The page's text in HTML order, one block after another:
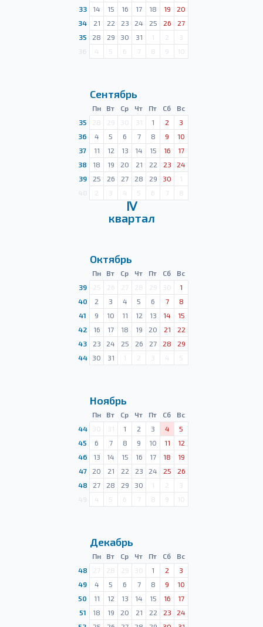
33
14 15 16 17 18 19
20
34
21 22 23 24 25 26
27
35
28 29 30 31 1 2
3
4 5 6 7 8 9 10
Сентябрь
Пн Вт Ср Чт Пт Сб
Вс
35
28 29 30 31 1 2
3
36
4 5 6 7 8 9
10
37
11 12 13 14 15 16
17
38
18 19 20 21 22 23
24
39
25 26 27 28 29 30
1
2 3 4 5 6 7 8
Ⅳ
квартал
Октябрь
Пн Вт Ср Чт Пт Сб
Вс
39
25 26 27 28 29 30
1
40
2 3 4 5 6 7
8
41
9 10 11 12 13 14
15
42
16 17 18 19 20 21
22
43
23 24 25 26 27 28
29
44
30 31 1 2 3 4 5
Ноябрь
Пн Вт Ср Чт Пт Сб
Вс
44
30 31 1 2 3 4
5
45
6 7 8 9 10 11
12
46
13 14 15 16 17 18
19
47
20 21 22 23 24 25
26
48
27 28 29 30 1 2
3
4 5 6 7 8 9 10
Декабрь
Пн Вт Ср Чт Пт Сб
Вс
48
27 28 29 30 1 2
3
49
4 5 6 7 8 9
10
50
11 12 13 14 15 16
17
51
18 19 20 21 22 23
24